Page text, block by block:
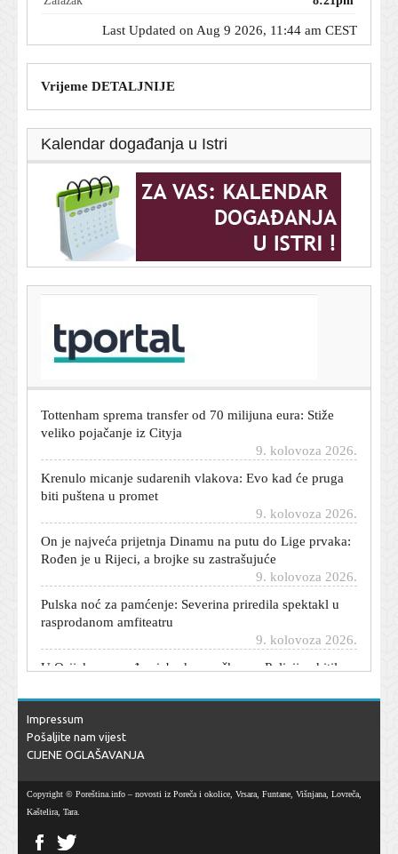
Last Updated on Aug 9 2026, 11:44 am CEST
Vrijeme DETALJNIJE
Kalendar događanja u Istri
Pjesme Taylor Swift uklonjene s objava kampanje
Donalda Trumpa i Bijele kuće
veliko pojačanje iz Cityja
biti puštena u promet
Rođen je u Rijeci, a brojke su zastrašujuće
9. kolovoza 2026.
rasprodanom amfiteatru
počinitelja
Nevjerojatna scena na utakmici: Ispucao loptu s terena i
izazvao prometnu nesreću
Vladimir Putin će testirati NATO: Spominju se dva
scenarija, jedan je vrlo opasan
Prodaja električnih automobila eksplodirala u
Impressum
Pošaljite nam vijest
CIJENE OGLAŠAVANJA
Copyright © Poreština.info – novosti iz Poreča i okolice, Vrsara, Funtane, Višnjana, Lovreča,
Kaštelira, Tara.